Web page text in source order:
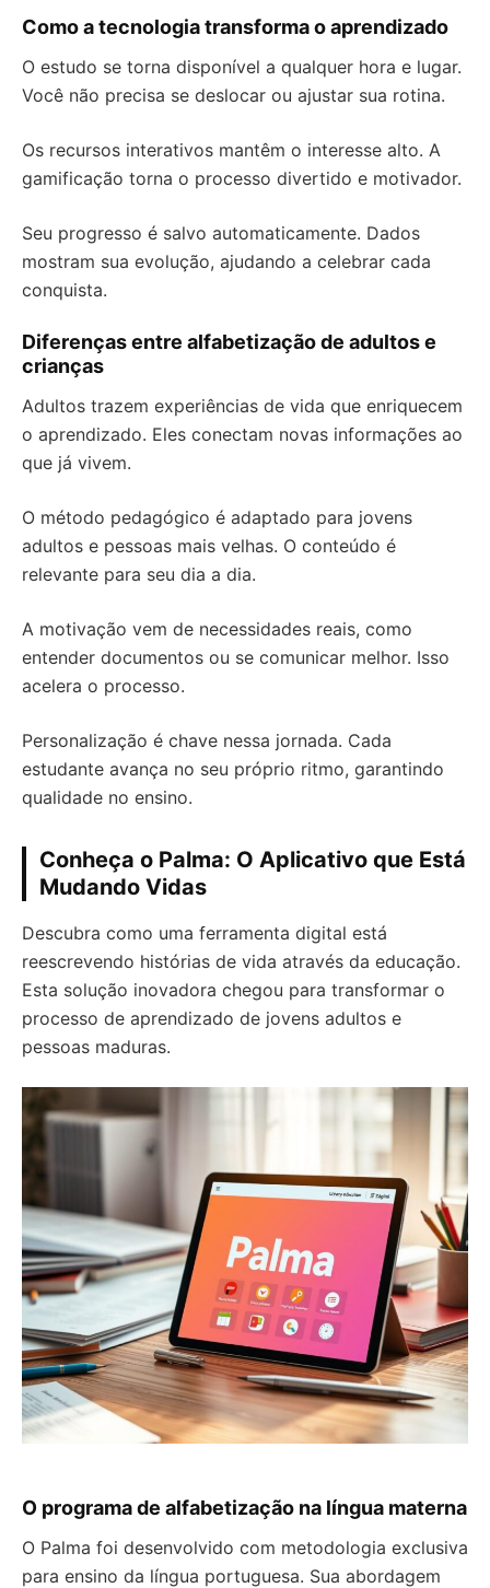
Como a tecnologia transforma o aprendizado
O estudo se torna disponível a qualquer hora e lugar.
Você não precisa se deslocar ou ajustar sua rotina.
Os recursos interativos mantêm o interesse alto. A
gamificação torna o processo divertido e motivador.
Seu progresso é salvo automaticamente. Dados
mostram sua evolução, ajudando a celebrar cada
conquista.
Diferenças entre alfabetização de adultos e
crianças
Adultos trazem experiências de vida que enriquecem
o aprendizado. Eles conectam novas informações ao
que já vivem.
O método pedagógico é adaptado para jovens
adultos e pessoas mais velhas. O conteúdo é
relevante para seu dia a dia.
A motivação vem de necessidades reais, como
entender documentos ou se comunicar melhor. Isso
acelera o processo.
Personalização é chave nessa jornada. Cada
estudante avança no seu próprio ritmo, garantindo
qualidade no ensino.
Conheça o Palma: O Aplicativo que Está
Mudando Vidas
Descubra como uma ferramenta digital está
reescrevendo histórias de vida através da educação.
Esta solução inovadora chegou para transformar o
processo de aprendizado de jovens adultos e
pessoas maduras.
O programa de alfabetização na língua materna
O Palma foi desenvolvido com metodologia exclusiva
para ensino da língua portuguesa. Sua abordagem